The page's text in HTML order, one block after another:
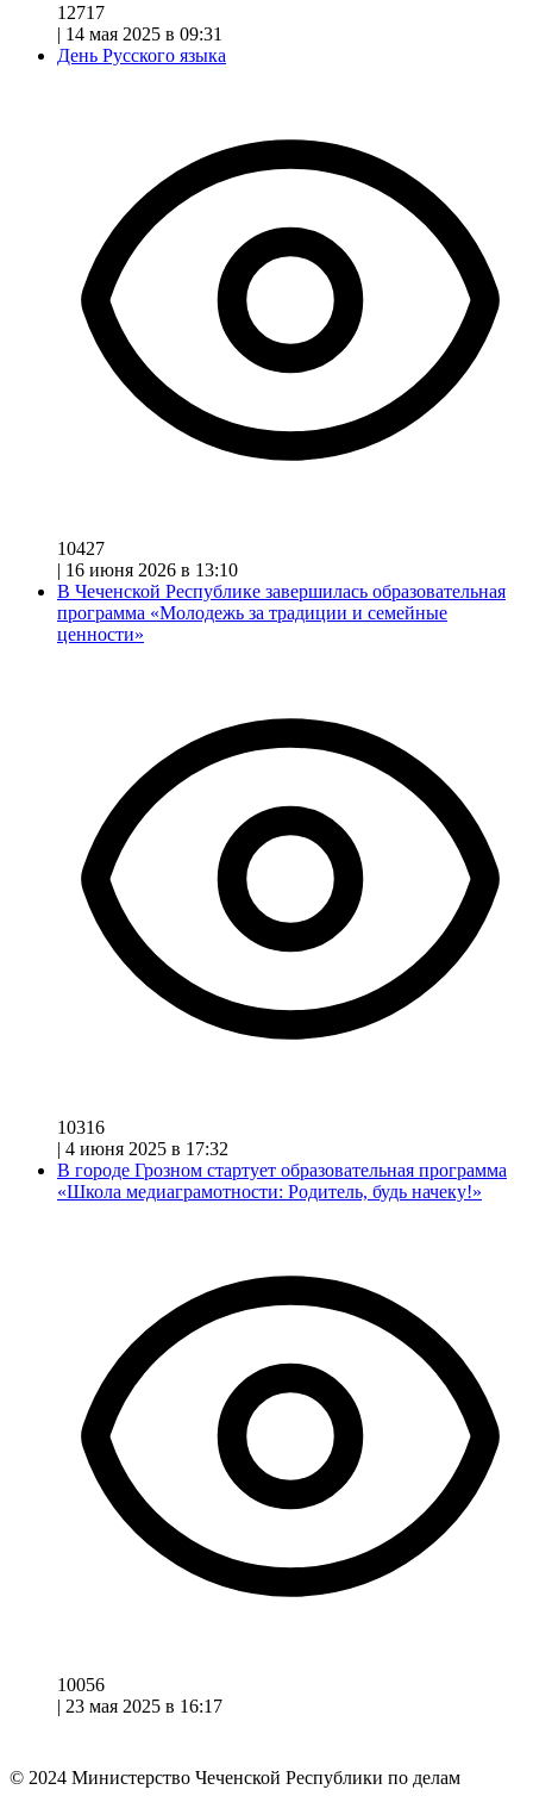
12717
| 14 мая 2025 в 09:31
День Русского языка
10427
| 16 июня 2026 в 13:10
В Чеченской Республике завершилась образовательная
программа «Молодежь за традиции и семейные
ценности»
10316
| 4 июня 2025 в 17:32
В городе Грозном стартует образовательная программа
«Школа медиаграмотности: Родитель, будь начеку!»
10056
| 23 мая 2025 в 16:17
© 2024 Министерство Чеченской Республики по делам